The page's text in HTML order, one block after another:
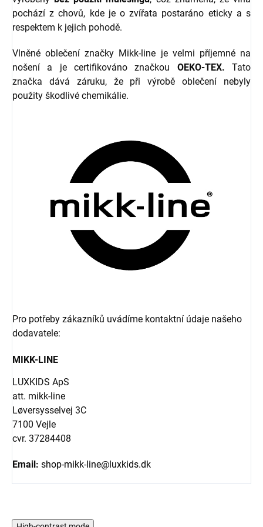
pochází z chovů, kde je o zvířata postaráno eticky a s
respektem k jejich pohodě.
Vlněné oblečení značky Mikk-line je velmi příjemné na
nošení a je certifikováno značkou OEKO-TEX. Tato
značka dává záruku, že při výrobě oblečení nebyly
použity škodlivé chemikálie.
Pro potřeby zákazníků uvádíme kontaktní údaje našeho
dodavatele:
MIKK-LINE
LUXKIDS ApS
att. mikk-line
Løversysselvej 3C
7100 Vejle
cvr. 37284408
Email: shop-mikk-line@luxkids.dk